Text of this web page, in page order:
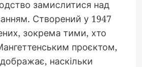
замислитися над
Створений у 1947
зокрема тими, хто
проєктом,
наскільки